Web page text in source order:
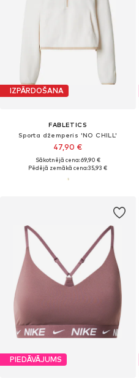
IZPĀRDOŠANA
FABLETICS
Sporta džemperis 'NO CHILL'
47,90 €
Sākotnējā cena: 69,90 €
Pēdējā zemākā cena:35,93 €
PIEDĀVĀJUMS